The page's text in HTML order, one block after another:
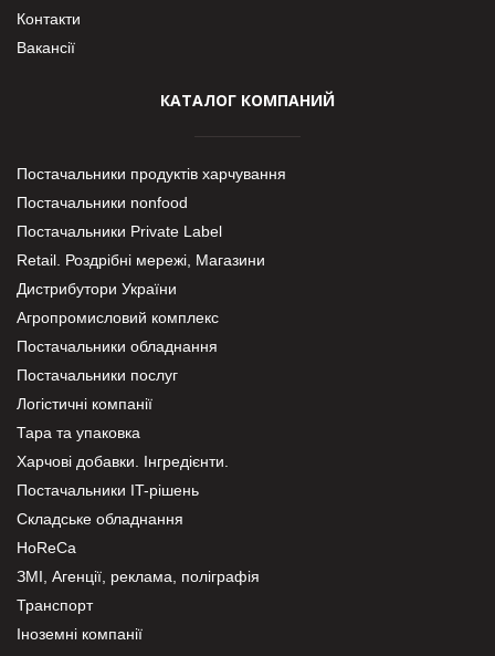
Контакти
Вакансії
КАТАЛОГ КОМПАНИЙ
Постачальники продуктів харчування
Постачальники nonfood
Постачальники Private Label
Retail. Роздрібні мережі, Магазини
Дистрибутори України
Агропромисловий комплекс
Постачальники обладнання
Постачальники послуг
Логістичні компанії
Тара та упаковка
Харчові добавки. Інгредієнти.
Постачальники IT-рішень
Складське обладнання
HoReCa
ЗМІ, Агенції, реклама, поліграфія
Транспорт
Іноземні компанії